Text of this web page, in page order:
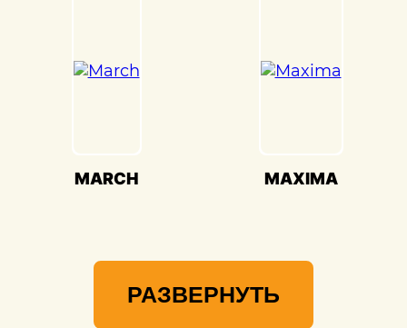
MARCH MAXIMA
РАЗВЕРНУТЬ